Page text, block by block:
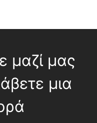
μαζί μας
μια